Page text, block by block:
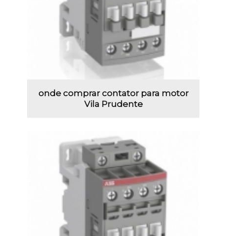
onde comprar contator para motor
Vila Prudente